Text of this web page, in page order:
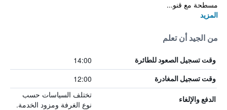
مسطحة مع قنو...
المزيد
من الجيد أن تعلم
وقت تسجيل الصعود للطائرة 14:00
وقت تسجيل المغادرة 12:00
الدفع والإلغاء
تختلف السياسات حسب
نوع الغرفة ومزود الخدمة.